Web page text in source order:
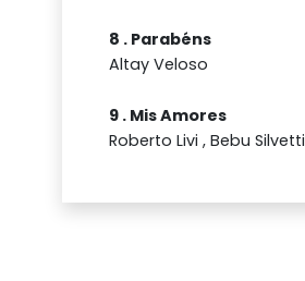
8 . Parabéns
Altay Veloso
9 . Mis Amores
Roberto Livi , Bebu Silvetti